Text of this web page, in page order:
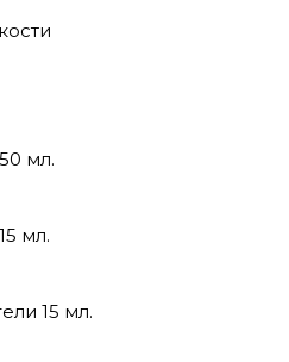
мл.
мл.
15 мл.